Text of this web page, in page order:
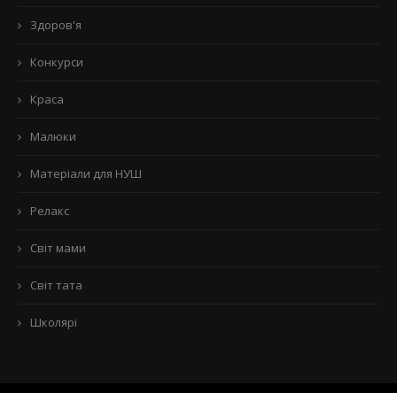
Здоров'я
Конкурси
Краса
Малюки
Матеріали для НУШ
Релакс
Світ мами
Світ тата
Школярі